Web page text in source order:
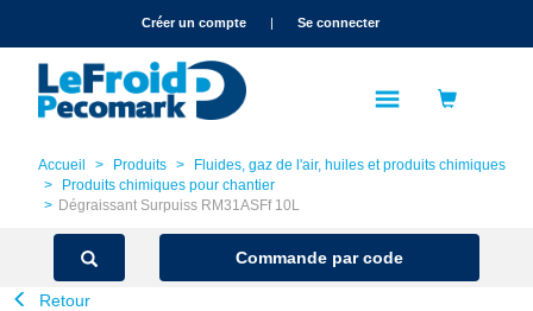
text.skipToNavigationCréer un compte | Se connecter
Accueil Produits
Fluides, gaz de l'air, huiles et produits chimiques
Produits chimiques pour chantier
Dégraissant Surpuiss RM31ASFf 10L
Commande par code
Retour